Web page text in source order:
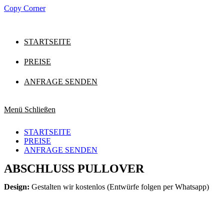
Zum
Copy Corner
STARTSEITE
PREISE
ANFRAGE SENDEN
Menü Schließen
STARTSEITE
PREISE
ANFRAGE SENDEN
ABSCHLUSS PULLOVER
Design: Gestalten wir kostenlos (Entwürfe folgen per Whatsapp)